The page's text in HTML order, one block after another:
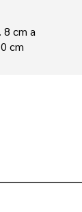
8 cm a
cm